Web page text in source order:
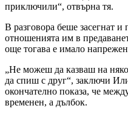
приключили“, отвърна тя.
В разговора беше засегнат и
отношенията им в
още тогава е имало
„Не можеш да казваш на
да спиш с друг“, заключи
окончателно показа, че
временен, а дълбок.